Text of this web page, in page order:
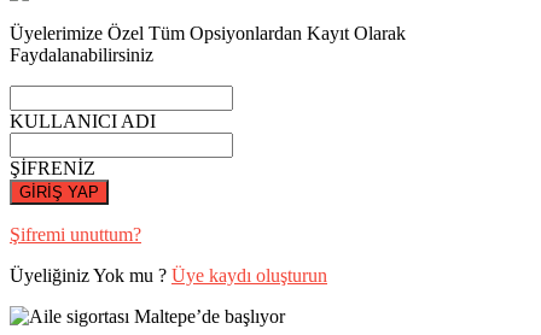
Üyelerimize Özel Tüm Opsiyonlardan Kayıt Olarak
Faydalanabilirsiniz
KULLANICI ADI
ŞİFRENİZ
GİRİŞ YAP
Şifremi unuttum?
Üyeliğiniz Yok mu ? Üye kaydı oluşturun